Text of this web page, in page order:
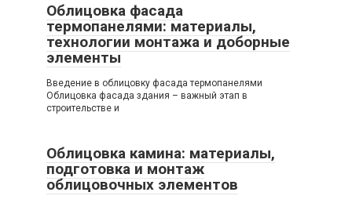
Облицовка фасада
термопанелями: материалы,
технологии монтажа и доборные
элементы
Введение в облицовку фасада термопанелями
Облицовка фасада здания – важный этап в
строительстве и
Облицовка камина: материалы,
подготовка и монтаж
облицовочных элементов